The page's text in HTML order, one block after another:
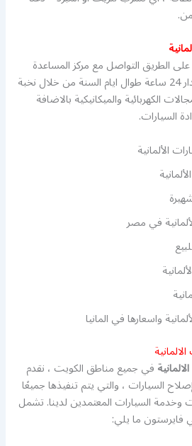
الطريق التواصل مع مركز المساعدة
الطارئة والذي يعمل على مدار 24 ساعة طوال ايام السنة من خلال نخبة
الكهربائية والميكانيكية بالاضافة
السيارات.
الألمانية
في مصر
واسعارها في المانيا
في جميع مناطق الكويت ، نقدم
السيارات ، والتي يتم تنفيذها جميعًا
السيارات المعتمدين لدينا. تشمل
ما يلي: